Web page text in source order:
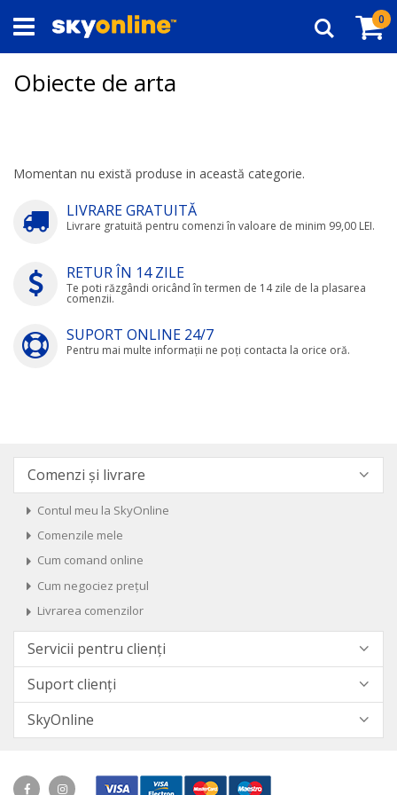
la
Conținut
0
Căutare
Obiecte de arta
Momentan nu există produse in această categorie.
LIVRARE GRATUITĂ
Livrare gratuită pentru comenzi în valoare de minim 99,00 LEI.
RETUR ÎN 14 ZILE
Te poti răzgândi oricând în termen de 14 zile de la plasarea
comenzii.
SUPORT ONLINE 24/7
Pentru mai multe informații ne poți contacta la orice oră.
Comenzi și livrare
Contul meu la SkyOnline
Comenzile mele
Cum comand online
Cum negociez prețul
Livrarea comenzilor
Servicii pentru clienți
Suport clienți
SkyOnline